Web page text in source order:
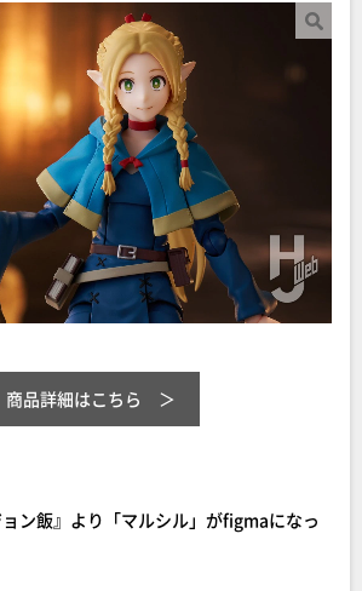
商品詳細はこちら
ン飯』より「マルシル」がfigmaになっ